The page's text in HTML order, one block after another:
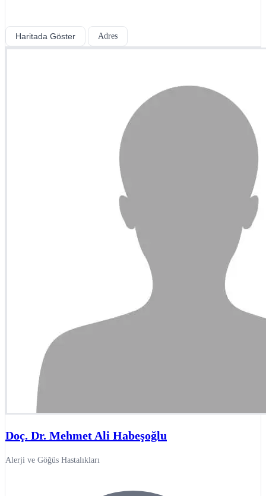
Haritada Göster Adres
Doç. Dr. Mehmet Ali Habeşoğlu
Alerji ve Göğüs Hastalıkları